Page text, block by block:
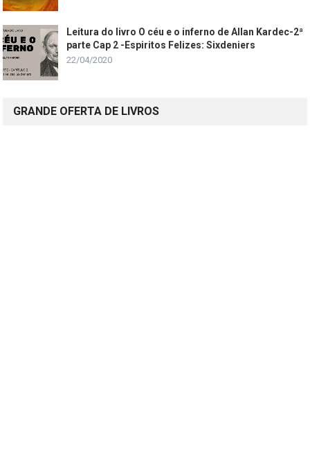
Leitura do livro O céu e o inferno de Allan Kardec-2ª
parte Cap 2 -Espiritos Felizes: Sixdeniers
22/04/2020
GRANDE OFERTA DE LIVROS